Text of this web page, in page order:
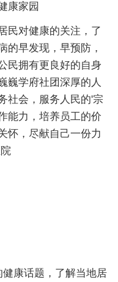
康家园
对健康的关注，了
的早发现，早预防，
民拥有更良好的自身
巍学府社团深厚的人
社会，服务人民的'宗
能力，培养员工的价
怀，尽献自己一份力
康话题，了解当地居